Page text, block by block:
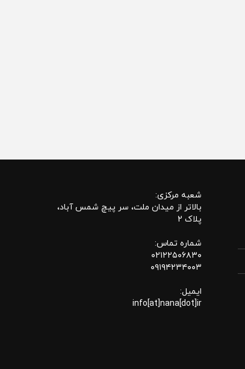
شعبه مرکزی:
بالاتر از میدان ملت، سر پیچ شمس آباد،
پلاک 2
شماره تماس:
۰۲۱۲۲۵۰۶۸۳۰
۰۹۱۹۴۲۳۴۰۰۳
ایمیل:
info[at]nana[dot]ir